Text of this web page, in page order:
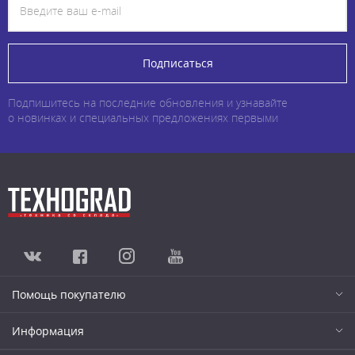
Подписаться
Подпишитесь на последние обновления и узнавайте
о новинках и специальных предложениях первыми
Помощь покупателю
Информация